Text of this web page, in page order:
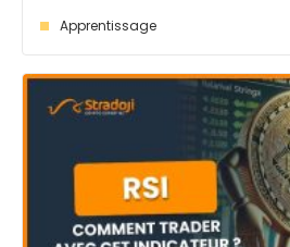
Apprentissage